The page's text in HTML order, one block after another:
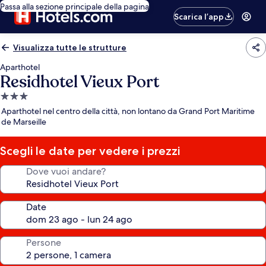
Passa alla sezione principale della pagina
Scarica l’app
Visualizza tutte le strutture
Aparthotel
Residhotel Vieux Port
Struttura
a
3.0
stelle
Aparthotel nel centro della città, non lontano da Grand Port Maritime
de Marseille
Scegli le date per vedere i prezzi
Dove vuoi andare?
Date
Persone